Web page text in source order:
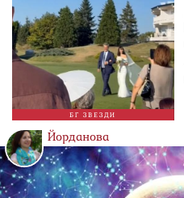
БГ ЗВЕЗДИ
Йорданова